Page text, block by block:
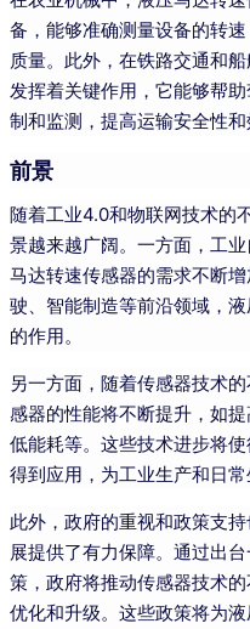
备，能够准确测量设备的转
质量。此外，在铁路交通和
发挥着关键作用，它能够帮
制和监测，提高运输安全性和
前景
随着工业4.0和物联网技术的
景越来越广阔。一方面，工
马达转速传感器的需求不断
驶、智能制造等前沿领域，
的作用。
另一方面，随着传感器技术
感器的性能将不断提升，如
低能耗等。这些技术进步将
得到应用，为工业生产和日常
此外，政府的重视和政策支
展提供了有力保障。通过出
策，政府将推动传感器技术
优化和升级。这些政策将为